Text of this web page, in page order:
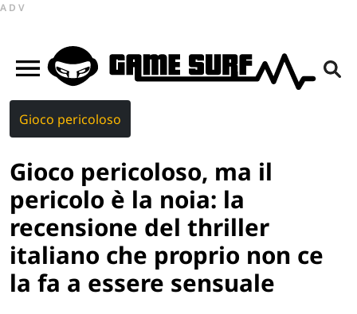
ADV
Gioco pericoloso
Gioco pericoloso, ma il
pericolo è la noia: la
recensione del thriller
italiano che proprio non ce
la fa a essere sensuale